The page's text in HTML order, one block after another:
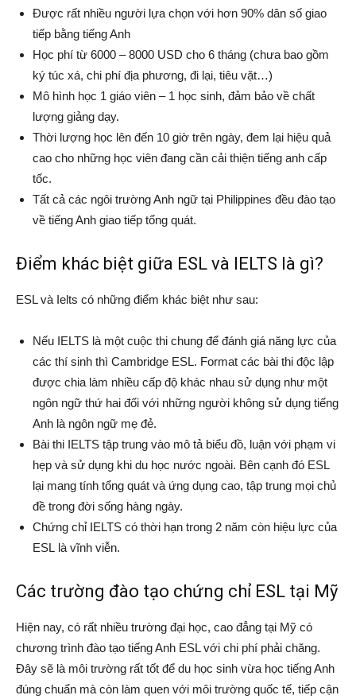
Được rất nhiều người lựa chọn với hơn 90% dân số giao
tiếp bằng tiếng Anh
Học phí từ 6000 – 8000 USD cho 6 tháng (chưa bao gồm
ký túc xá, chi phí địa phương, đi lại, tiêu vặt…)
Mô hình học 1 giáo viên – 1 học sinh, đảm bảo về chất
lượng giảng dạy.
Thời lượng học lên đến 10 giờ trên ngày, đem lại hiệu quả
cao cho những học viên đang cần cải thiện tiếng anh cấp
tốc.
Tất cả các ngôi trường Anh ngữ tại Philippines đều đào tạo
về tiếng Anh giao tiếp tổng quát.
Điểm khác biệt giữa ESL và IELTS là gì?
ESL và Ielts có những điểm khác biệt như sau:
Nếu IELTS là một cuộc thi chung để đánh giá năng lực của
các thí sinh thì Cambridge ESL. Format các bài thi độc lập
được chia làm nhiều cấp độ khác nhau sử dụng như một
ngôn ngữ thứ hai đối với những người không sử dụng tiếng
Anh là ngôn ngữ mẹ đẻ.
Bài thi IELTS tập trung vào mô tả biểu đồ, luận với phạm vi
hẹp và sử dụng khi du học nước ngoài. Bên cạnh đó ESL
lại mang tính tổng quát và ứng dụng cao, tập trung mọi chủ
đề trong đời sống hàng ngày.
Chứng chỉ IELTS có thời hạn trong 2 năm còn hiệu lực của
ESL là vĩnh viễn.
Các trường đào tạo chứng chỉ ESL tại Mỹ
Hiện nay, có rất nhiều trường đại học, cao đẳng tại Mỹ có
chương trình đào tạo tiếng Anh ESL với chi phí phải chăng.
Đây sẽ là môi trường rất tốt để du học sinh vừa học tiếng Anh
đúng chuẩn mà còn làm quen với môi trường quốc tế, tiếp cận